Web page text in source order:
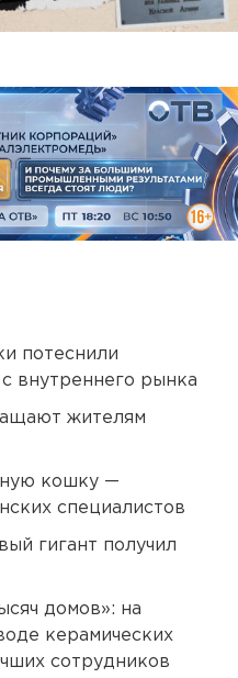
потеснили
внутреннего рынка
жителям
кошку —
специалистов
гигант получил
домов»: на
керамических
сотрудников